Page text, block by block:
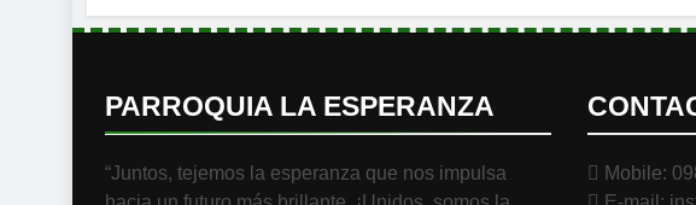
PARROQUIA LA ESPERANZA
“Juntos, tejemos la esperanza que nos impulsa
Mobile: